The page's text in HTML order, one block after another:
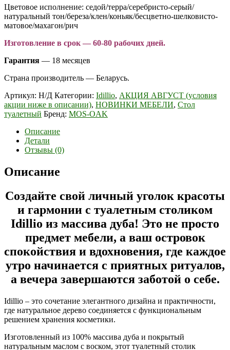
Цветовое исполнение: седой/терра/серебристо-серый/
натуральный тон/береза/клен/коньяк/бесцветно-шелковисто-
матовое/махагон/рич
Изготовление в срок — 60-80 рабочих дней.
Гарантия — 18 месяцев
Страна производитель — Беларусь.
Артикул: Н/Д Категории: Idillio, АКЦИЯ АВГУСТ (условия
акции ниже в описании), НОВИНКИ МЕБЕЛИ, Стол
туалетный Бренд: MOS-OAK
Описание
Детали
Отзывы (0)
Описание
Создайте свой личный уголок красоты
и гармонии с туалетным столиком
Idillio из массива дуба! Это не просто
предмет мебели, а ваш островок
спокойствия и вдохновения, где каждое
утро начинается с приятных ритуалов,
а вечера завершаются заботой о себе.
Idillio – это сочетание элегантного дизайна и практичности,
где натуральное дерево соединяется с функциональным
решением хранения косметики.
Изготовленный из 100% массива дуба и покрытый
натуральным маслом с воском, этот туалетный столик